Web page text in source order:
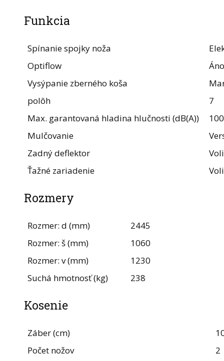
Funkcia
Spínanie spojky noža
Optiflow
Áno
Vysýpanie zberného koša
polôh
7
Max. garantovaná hladina hlučnosti (dB(A))
100
Mulčovanie
Zadný deflektor
Ťažné zariadenie
Rozmery
Rozmer: d (mm)
2445
Rozmer: š (mm)
1060
Rozmer: v (mm)
1230
Suchá hmotnosť (kg)
238
Kosenie
Záber (cm)
Počet nožov
2